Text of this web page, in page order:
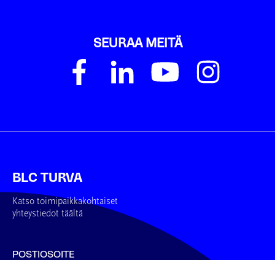
SEURAA MEITÄ
BLC TURVA
Katso toimipaikkakohtaiset
yhteystiedot täältä
POSTIOSOITE